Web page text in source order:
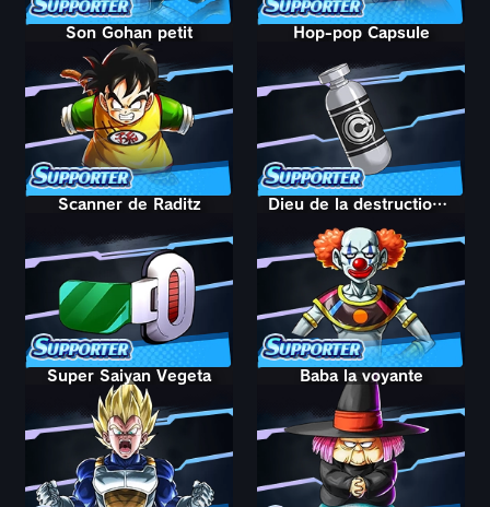
Son Gohan petit Hop-pop Capsule
Scanner de Raditz Dieu de la destruction Vermoudh
Super Saiyan Vegeta Baba la voyante